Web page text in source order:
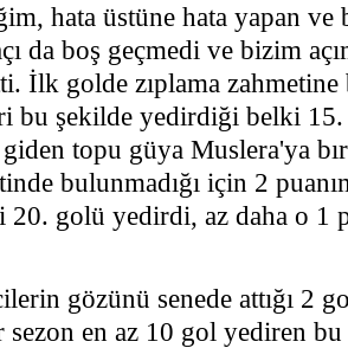
hata üstüne hata yapan ve
da boş geçmedi ve bizim
İlk golde zıplama
bu şekilde yedirdiği belki
topu güya Muslera'ya
bulunmadığı için 2
golü yedirdi, az daha o 1
gözünü senede attığı 2
sezon en az 10 gol yediren